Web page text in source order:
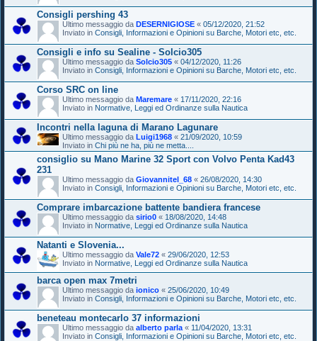
Consigli pershing 43
Ultimo messaggio da DESERNIGIOSE « 05/12/2020, 21:52
Inviato in Consigli, Informazioni e Opinioni su Barche, Motori etc, etc.
Consigli e info su Sealine - Solcio305
Ultimo messaggio da Solcio305 « 04/12/2020, 11:26
Inviato in Consigli, Informazioni e Opinioni su Barche, Motori etc, etc.
Corso SRC on line
Ultimo messaggio da Maremare « 17/11/2020, 22:16
Inviato in Normative, Leggi ed Ordinanze sulla Nautica
Incontri nella laguna di Marano Lagunare
Ultimo messaggio da Luigi1968 « 21/09/2020, 10:59
Inviato in Chi più ne ha, più ne metta....
consiglio su Mano Marine 32 Sport con Volvo Penta Kad43
231
Ultimo messaggio da Giovannitel_68 « 26/08/2020, 14:30
Inviato in Consigli, Informazioni e Opinioni su Barche, Motori etc, etc.
Comprare imbarcazione battente bandiera francese
Ultimo messaggio da sirio0 « 18/08/2020, 14:48
Inviato in Normative, Leggi ed Ordinanze sulla Nautica
Natanti e Slovenia...
Ultimo messaggio da Vale72 « 29/06/2020, 12:53
Inviato in Normative, Leggi ed Ordinanze sulla Nautica
barca open max 7metri
Ultimo messaggio da ionico « 25/06/2020, 10:49
Inviato in Consigli, Informazioni e Opinioni su Barche, Motori etc, etc.
beneteau montecarlo 37 informazioni
Ultimo messaggio da alberto parla « 11/04/2020, 13:31
Inviato in Consigli, Informazioni e Opinioni su Barche, Motori etc, etc.